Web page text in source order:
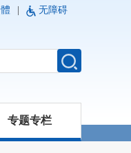
无障碍
专题专栏